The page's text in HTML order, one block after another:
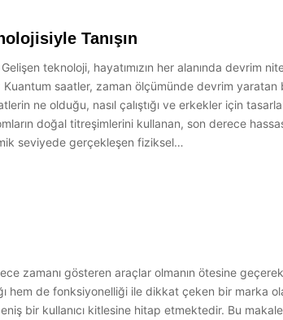
Tanışın
teknoloji, hayatımızın her alanında
saatler, zaman ölçümünde devrim
ne olduğu, nasıl çalıştığı ve erkekler için
doğal titreşimlerini kullanan, son derece
seviyede gerçekleşen fiziksel…
zamanı gösteren araçlar olmanın ötesine
hem de fonksiyonelliği ile dikkat çeken bir marka
bir kullanıcı kitlesine hitap etmektedir. Bu